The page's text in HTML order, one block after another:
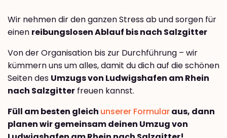
Wir nehmen dir den ganzen Stress ab und sorgen für
einen reibungslosen Ablauf bis nach Salzgitter
Von der Organisation bis zur Durchführung – wir
kümmern uns um alles, damit du dich auf die schönen
Seiten des Umzugs von Ludwigshafen am Rhein
nach Salzgitter freuen kannst.
Füll am besten gleich unserer Formularaus, dann
planen wir gemeinsam deinen Umzug von